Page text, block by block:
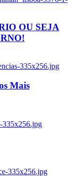
OU SEJA
335x256.jpg
Mais
335x256.jpg
335x256.jpg